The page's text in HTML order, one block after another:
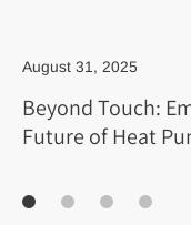
August 31, 2025
Beyond Touch:
Future of Heat